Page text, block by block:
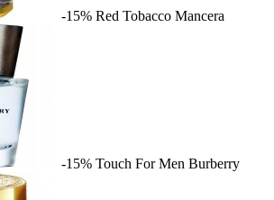
-15% Red Tobacco Mancera
-15% Touch For Men Burberry